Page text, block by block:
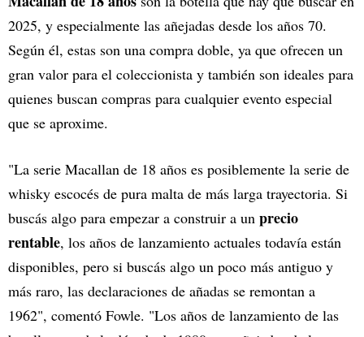
2025, y especialmente las añejadas desde los años 70.
Según él, estas son una compra doble, ya que ofrecen un
gran valor para el coleccionista y también son ideales para
quienes buscan compras para cualquier evento especial
que se aproxime.
"La serie Macallan de 18 años es posiblemente la serie de
whisky escocés de pura malta de más larga trayectoria. Si
buscás algo para empezar a construir a un precio
rentable, los años de lanzamiento actuales todavía están
disponibles, pero si buscás algo un poco más antiguo y
más raro, las declaraciones de añadas se remontan a
1962", comentó Fowle. "Los años de lanzamiento de las